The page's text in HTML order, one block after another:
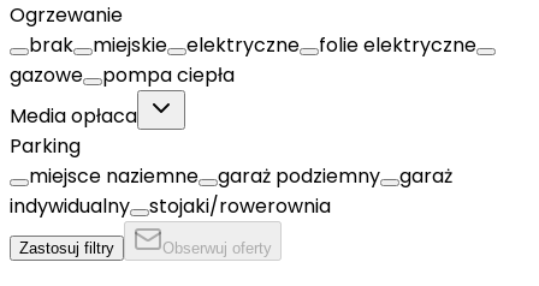
Ogrzewanie
brak
miejskie elektryczne
folie elektryczne
gazowe
pompa ciepła
Media opłaca
Parking
miejsce naziemne
garaż podziemny
garaż
indywidualny
stojaki/rowerownia
Zastosuj filtry Obserwuj oferty